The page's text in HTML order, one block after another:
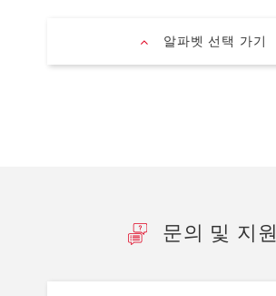
알파벳 선택 가기
문의 및 지원